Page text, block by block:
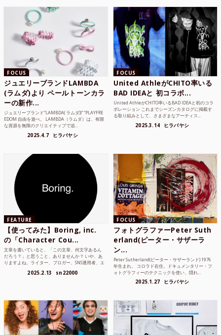
FOCUS
ジュエリーブランドLAMBDA
(ラムダ)より ペールトーンカラ
ーの新作...
ジュエリーブランド“LAMBDA( ラムダ))” “PLAYFRE
EDOM 自由を遊べ。 LAMBDA（ラムダ）は、有限
な資源を無限のクリエイティブで追...
2025.4.7 ヒラバヤシ
FOCUS
United AthleがCHITO率いる
BAD IDEAと 初コラボ...
United AthleがCHITO率いるBAD IDEAと初のコラ
ボレーション これまでシーズンカタログに掲載す
る取り組みとして、さまざまなアーティス...
2025.3.14 ヒラバヤシ
FEATURE
【使ってみた】Boring, inc.
の「Character Cou...
文章を書いていると、「この文章、何文字あるん
だろう？」と思うこと、ありませんか？ いや、あ
りますよね。ライター、ブロガー、SNS運用者、エ
2025.2.13 sn22000
FOCUS
フォトグラファーPeter Suth
erland(ピーター・サザーラ
ン...
Peter Sutherland(ピーター・サザーランド) 1976
年生まれ。 コロラド在住。ドキュメンタリー・フ
ォトグラフィーのテクニックを使い、隠れ...
2025.1.27 ヒラバヤシ